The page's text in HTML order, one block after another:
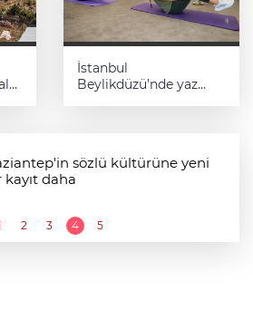
İstanbul
Beylikdüzü’nde yaz
sözlü kültürüne yeni
kayıt daha
2 3 4 5